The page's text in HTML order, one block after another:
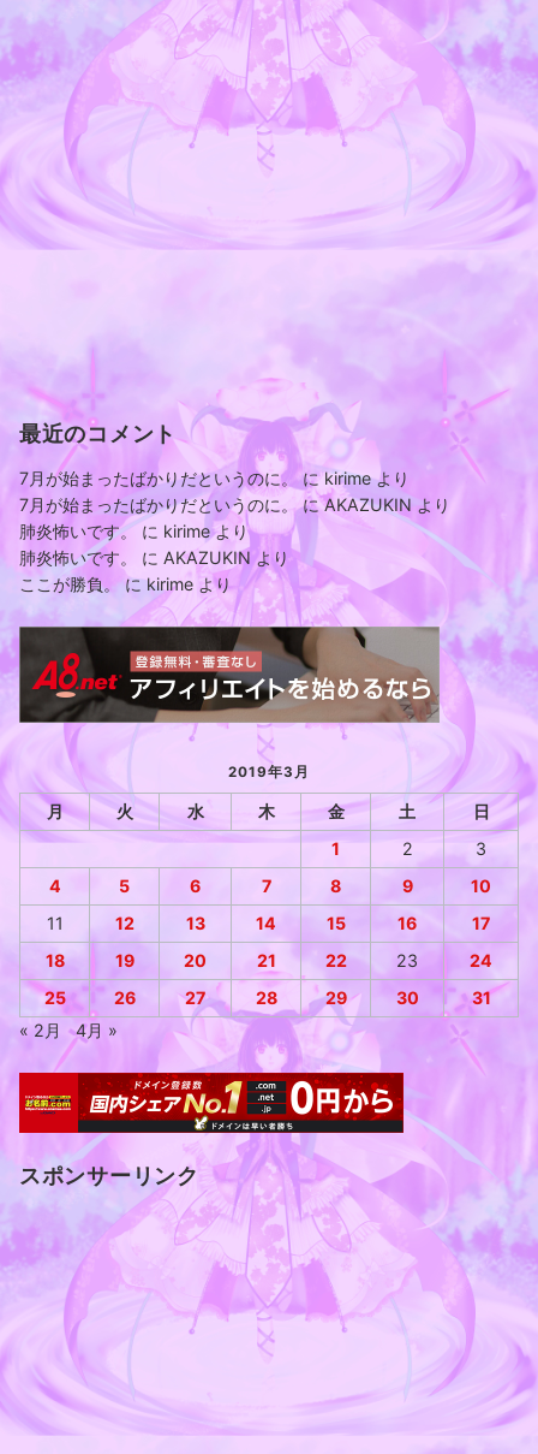
最近のコメント
7月が始まったばかりだというのに。 にkirimeより
7月が始まったばかりだというのに。にAKAZUKIN より
肺炎怖いです。 に kirimeより
肺炎怖いです。
に AKAZUKIN より
ここが勝負。にkirime より
2019年3月
月 火 水 木 金 土
日
1
2
3
4
5 6 7 8 9
10
11
12 13 14 15 16
17
18
19 20 21 22 23
24
25
26 27 28 29 30
31
« 2月
4月 »
スポンサーリンク